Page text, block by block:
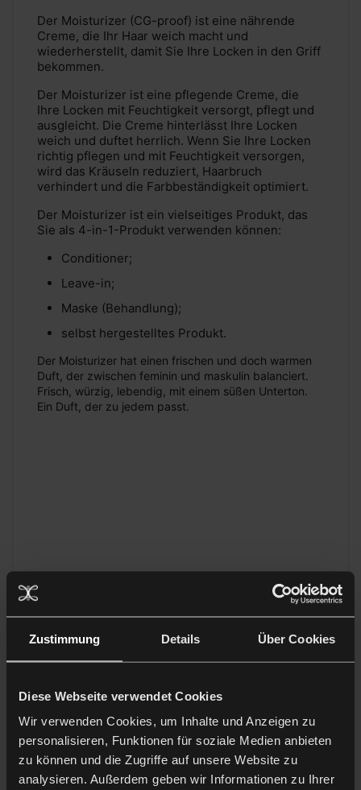
Zustimmung Details Über Cookies
Diese Webseite verwendet Cookies
Wir verwenden Cookies, um Inhalte und Anzeigen zu
personalisieren, Funktionen für soziale Medien anbieten
zu können und die Zugriffe auf unsere Website zu
analysieren. Außerdem geben wir Informationen zu Ihrer
Der Moisturizer (CG-proof) ist eine nährende
Creme, die Ihr Haar weich macht und
wiederherstellt, damit Sie Ihre Locken in den Griff
bekommen.
Der Moisturizer ist eine pflegende Creme, die
Ihre Locken mit Feuchtigkeit versorgt, pflegt und
ausgleicht. Die Creme hinterlässt Ihre Locken
weich und duftet herrlich. Wenn Sie Ihre Locken
richtig pflegen und mit Feuchtigkeit versorgen,
wird das Kräuseln reduziert, Haarbruch
verhindert und die Farbbeständigkeit optimiert.
Der Moisturizer ist ein vielseitiges Produkt, das
Sie als 4-in-1-Produkt verwenden können:
Conditioner;
Leave-in;
Maske (Behandlung);
selbst hergestelltes Produkt.
Der Moisturizer hat einen frischen und doch warmen
Duft, der zwischen feminin und maskulin balanciert.
Frisch, würzig, lebendig, mit einem süßen Unterton.
Ein Duft, der zu jedem passt.